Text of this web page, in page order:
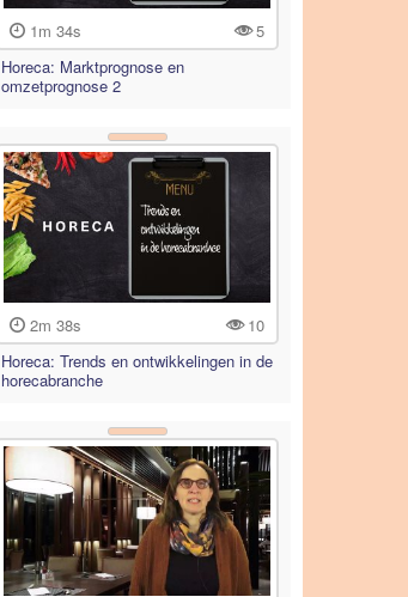
1m 34s
5
Horeca: Marktprognose en
omzetprognose 2
2m 38s
10
Horeca: Trends en ontwikkelingen in de
horecabranche